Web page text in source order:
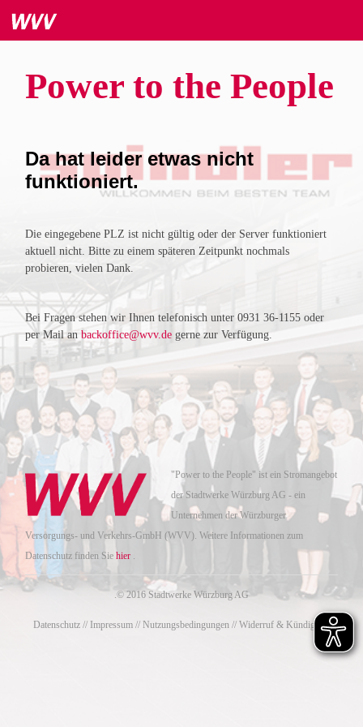
Power to the People
Da hat leider etwas nicht
funktioniert.
Die eingegebene PLZ ist nicht gültig oder der Server funktioniert
aktuell nicht. Bitte zu einem späteren Zeitpunkt nochmals
probieren, vielen Dank.
Bei Fragen stehen wir Ihnen telefonisch unter 0931 36-1155 oder
per Mail anbackoffice@wvv.de gerne zur Verfügung.
"Power to the People" ist ein Stromangebot
der Stadtwerke Würzburg AG - ein
Unternehmen der Würzburger
Versorgungs- und Verkehrs-GmbH (WVV). Weitere Informationen zum
Datenschutz finden Siehier .
.© 2016 Stadtwerke Würzburg AG
Datenschutz // Impressum // Nutzungsbedingungen // Widerruf & Kündigung